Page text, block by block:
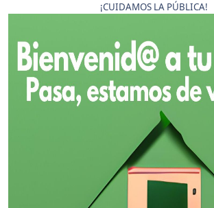
¡CUIDAMOS LA PÚBLICA!